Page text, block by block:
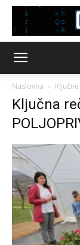
Naslovna
Ključna